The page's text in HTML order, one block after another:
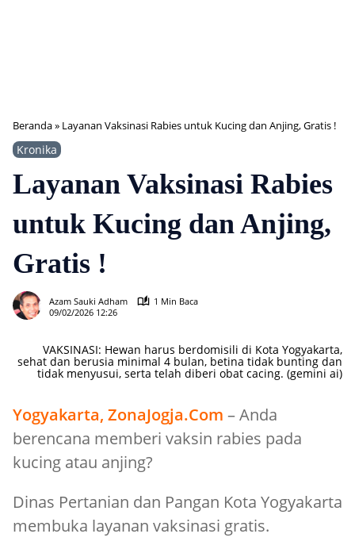
Beranda» Layanan Vaksinasi Rabies untuk Kucing dan Anjing, Gratis !
Kronika
Layanan Vaksinasi Rabies
untuk Kucing dan Anjing,
Gratis !
Azam Sauki Adham
1 Min Baca
09/02/2026 12:26
VAKSINASI: Hewan harus berdomisili di Kota Yogyakarta,
sehat dan berusia minimal 4 bulan, betina tidak bunting dan
tidak menyusui, serta telah diberi obat cacing. (gemini ai)
Yogyakarta, ZonaJogja.Com – Anda
berencana memberi vaksin rabies pada
kucing atau anjing?
Dinas Pertanian dan Pangan Kota Yogyakarta
membuka layanan vaksinasi gratis.